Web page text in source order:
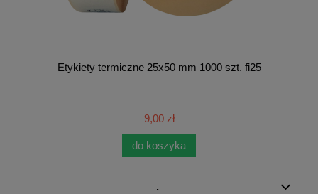
Etykiety termiczne 25x50 mm 1000 szt. fi25
9,00 zł
do koszyka
.